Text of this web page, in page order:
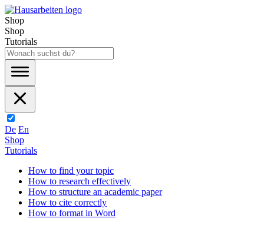
Shop
Shop
Tutorials
De En
Shop
Tutorials
How to find your topic
How to research effectively
How to structure an academic paper
How to cite correctly
How to format in Word